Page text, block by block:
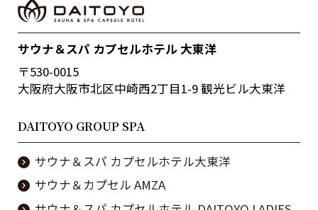
サウナ＆スパ カプセルホテル 大東洋
〒530-0015
大阪府大阪市北区中崎西2丁目1-9 観光ビル大東洋
DAITOYO GROUP SPA
サウナ＆スパ カプセルホテル大東洋
サウナ＆カプセル AMZA